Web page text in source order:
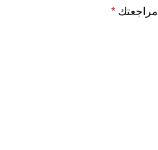
مراجعتك *